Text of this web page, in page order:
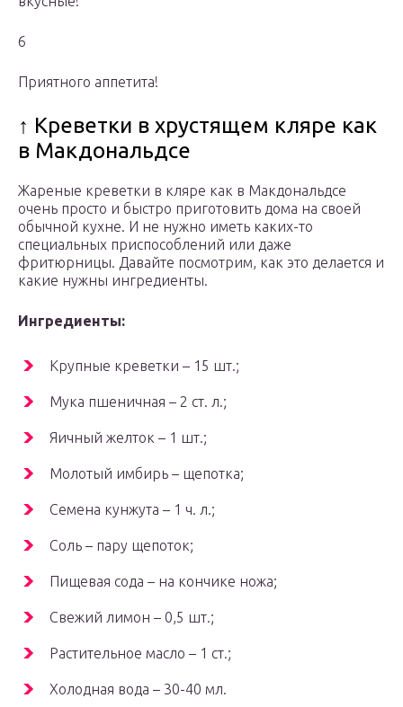
6
Приятного аппетита!
↑ Креветки в хрустящем кляре как
в Макдональдсе
Жареные креветки в кляре как в Макдональдсе
очень просто и быстро приготовить дома на своей
обычной кухне. И не нужно иметь каких-то
специальных приспособлений или даже
фритюрницы. Давайте посмотрим, как это делается и
какие нужны ингредиенты.
Ингредиенты:
Крупные креветки – 15 шт.;
Мука пшеничная – 2 ст. л.;
Яичный желток – 1 шт.;
Молотый имбирь – щепотка;
Семена кунжута – 1 ч. л.;
Соль – пару щепоток;
Пищевая сода – на кончике ножа;
Свежий лимон – 0,5 шт.;
Растительное масло – 1 ст.;
Холодная вода – 30-40 мл.